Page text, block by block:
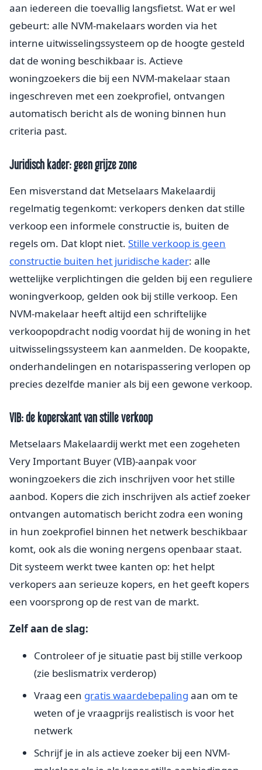
aan iedereen die toevallig langsfietst. Wat er wel
gebeurt: alle NVM-makelaars worden via het
interne uitwisselingssysteem op de hoogte gesteld
dat de woning beschikbaar is. Actieve
woningzoekers die bij een NVM-makelaar staan
ingeschreven met een zoekprofiel, ontvangen
automatisch bericht als de woning binnen hun
criteria past.
Juridisch kader: geen grijze zone
Een misverstand dat Metselaars Makelaardij
regelmatig tegenkomt: verkopers denken dat stille
verkoop een informele constructie is, buiten de
regels om. Dat klopt niet. Stille verkoop is geen
constructie buiten het juridische kader: alle
wettelijke verplichtingen die gelden bij een reguliere
woningverkoop, gelden ook bij stille verkoop. Een
NVM-makelaar heeft altijd een schriftelijke
verkoopopdracht nodig voordat hij de woning in het
uitwisselingssysteem kan aanmelden. De koopakte,
onderhandelingen en notarispassering verlopen op
precies dezelfde manier als bij een gewone verkoop.
VIB: de koperskant van stille verkoop
Metselaars Makelaardij werkt met een zogeheten
Very Important Buyer (VIB)-aanpak voor
woningzoekers die zich inschrijven voor het stille
aanbod. Kopers die zich inschrijven als actief zoeker
ontvangen automatisch bericht zodra een woning
in hun zoekprofiel binnen het netwerk beschikbaar
komt, ook als die woning nergens openbaar staat.
Dit systeem werkt twee kanten op: het helpt
verkopers aan serieuze kopers, en het geeft kopers
een voorsprong op de rest van de markt.
Zelf aan de slag:
Controleer of je situatie past bij stille verkoop
(zie beslismatrix verderop)
Vraag een gratis waardebepaling aan om te
weten of je vraagprijs realistisch is voor het
netwerk
Schrijf je in als actieve zoeker bij een NVM-